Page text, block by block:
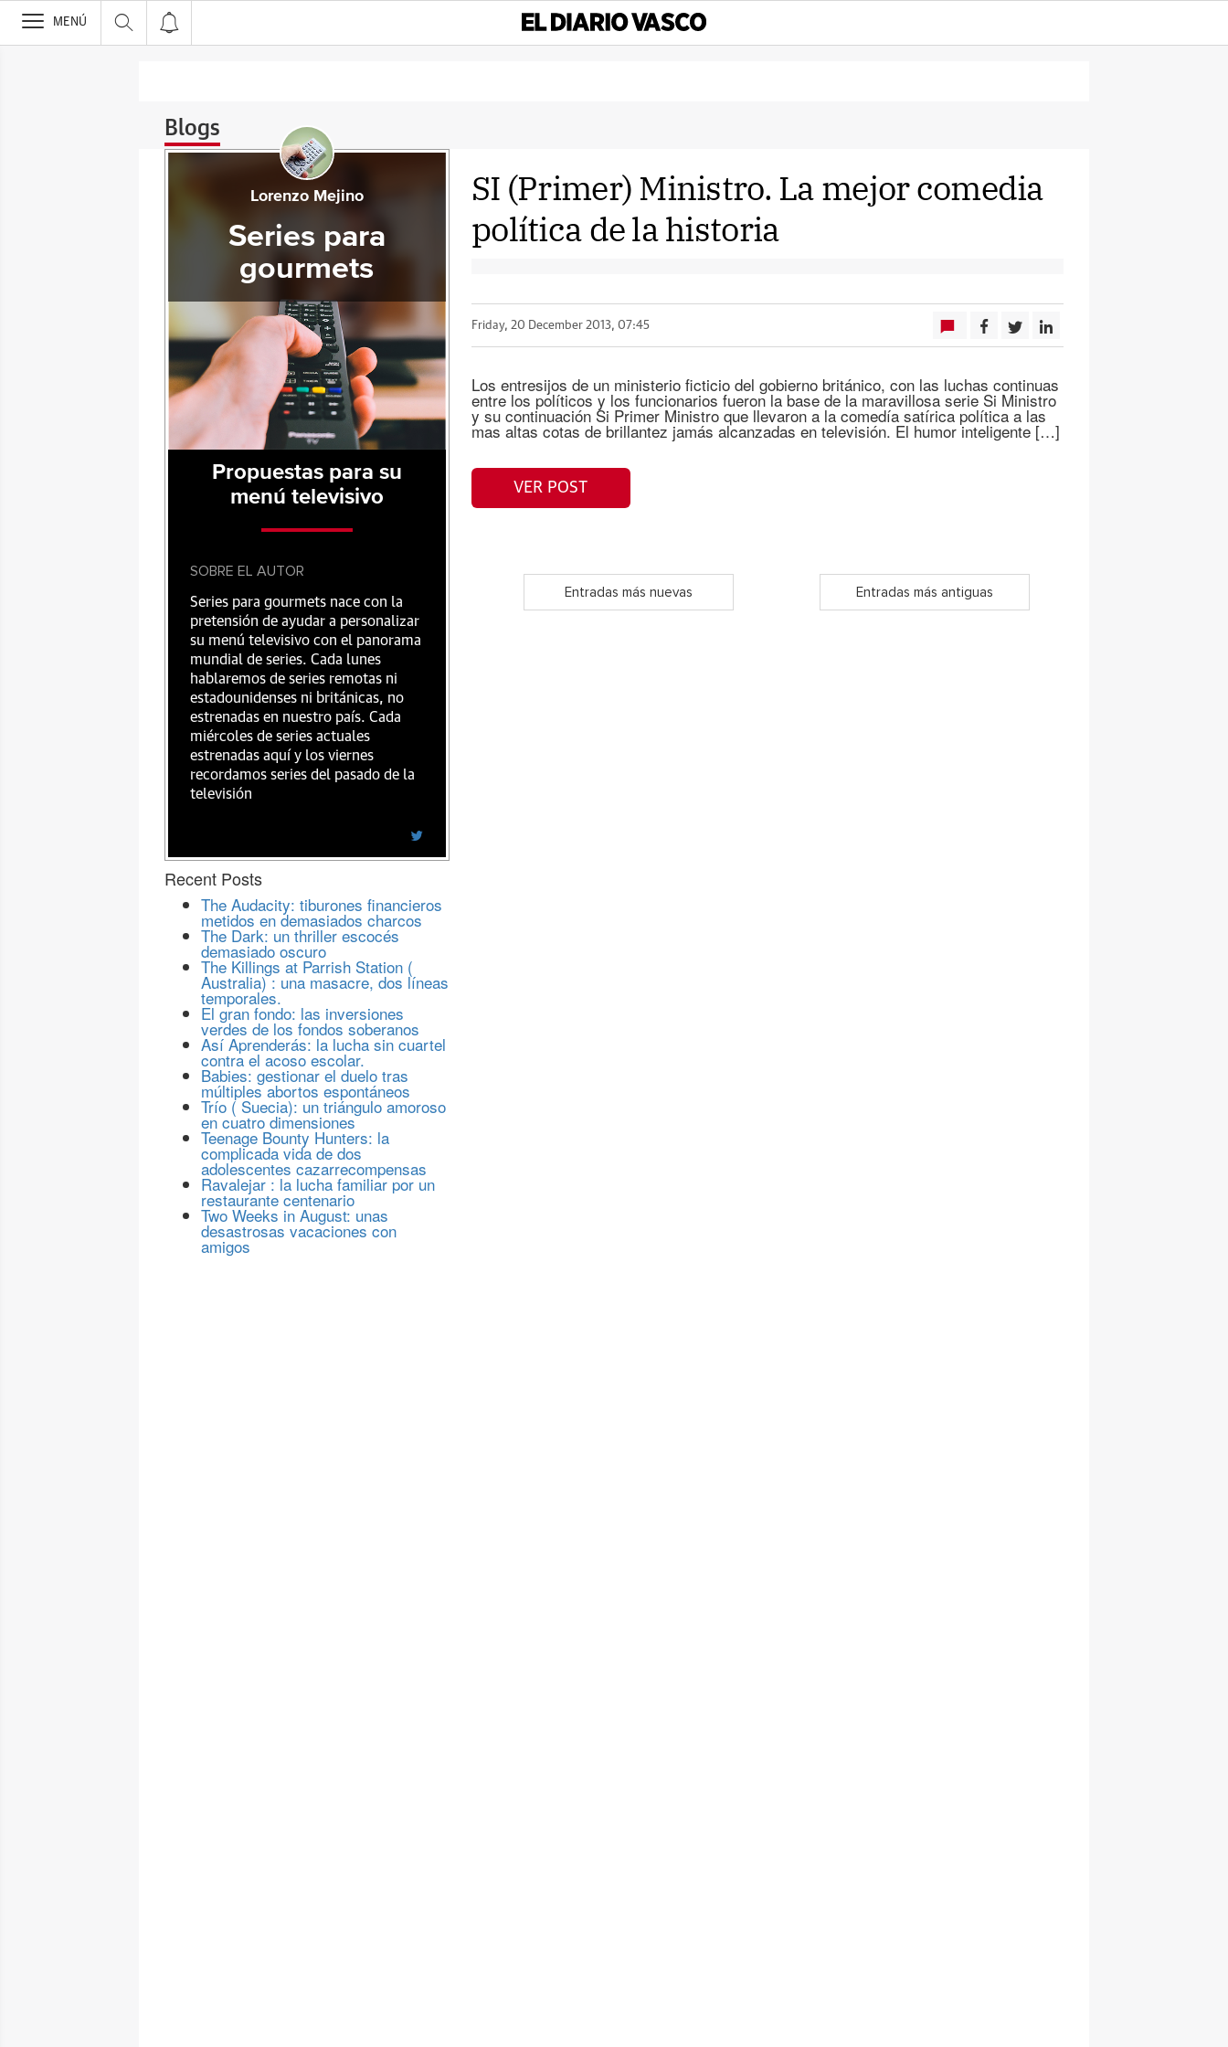
>
MENÚ
Blogs
SI (Primer) Ministro. La mejor comedia
política de la historia
Friday, 20 December 2013, 07:45
Los entresijos de un ministerio ficticio del gobierno británico, con las luchas continuas
entre los políticos y los funcionarios fueron la base de la maravillosa serie Si Ministro
y su continuación Si Primer Ministro que llevaron a la comedía satírica política a las
mas altas cotas de brillantez jamás alcanzadas en televisión. El humor inteligente […]
VER POST
Entradas más nuevas Entradas más antiguas
Lorenzo Mejino
Series para
gourmets
Propuestas para su
menú televisivo
SOBRE EL AUTOR
Series para gourmets nace con la
pretensión de ayudar a personalizar
su menú televisivo con el panorama
mundial de series. Cada lunes
hablaremos de series remotas ni
estadounidenses ni británicas, no
estrenadas en nuestro país. Cada
miércoles de series actuales
estrenadas aquí y los viernes
recordamos series del pasado de la
televisión
Recent Posts
The Audacity: tiburones financieros
metidos en demasiados charcos
The Dark: un thriller escocés
demasiado oscuro
The Killings at Parrish Station (
Australia) : una masacre, dos líneas
temporales.
El gran fondo: las inversiones
verdes de los fondos soberanos
Así Aprenderás: la lucha sin cuartel
contra el acoso escolar.
Babies: gestionar el duelo tras
múltiples abortos espontáneos
Trío ( Suecia): un triángulo amoroso
en cuatro dimensiones
Teenage Bounty Hunters: la
complicada vida de dos
adolescentes cazarrecompensas
Ravalejar : la lucha familiar por un
restaurante centenario
Two Weeks in August: unas
desastrosas vacaciones con
amigos